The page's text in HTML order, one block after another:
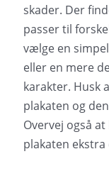
skader. Der
passer til
vælge en
eller en mere
karakter. Husk
plakaten og
Overvej også
plakaten